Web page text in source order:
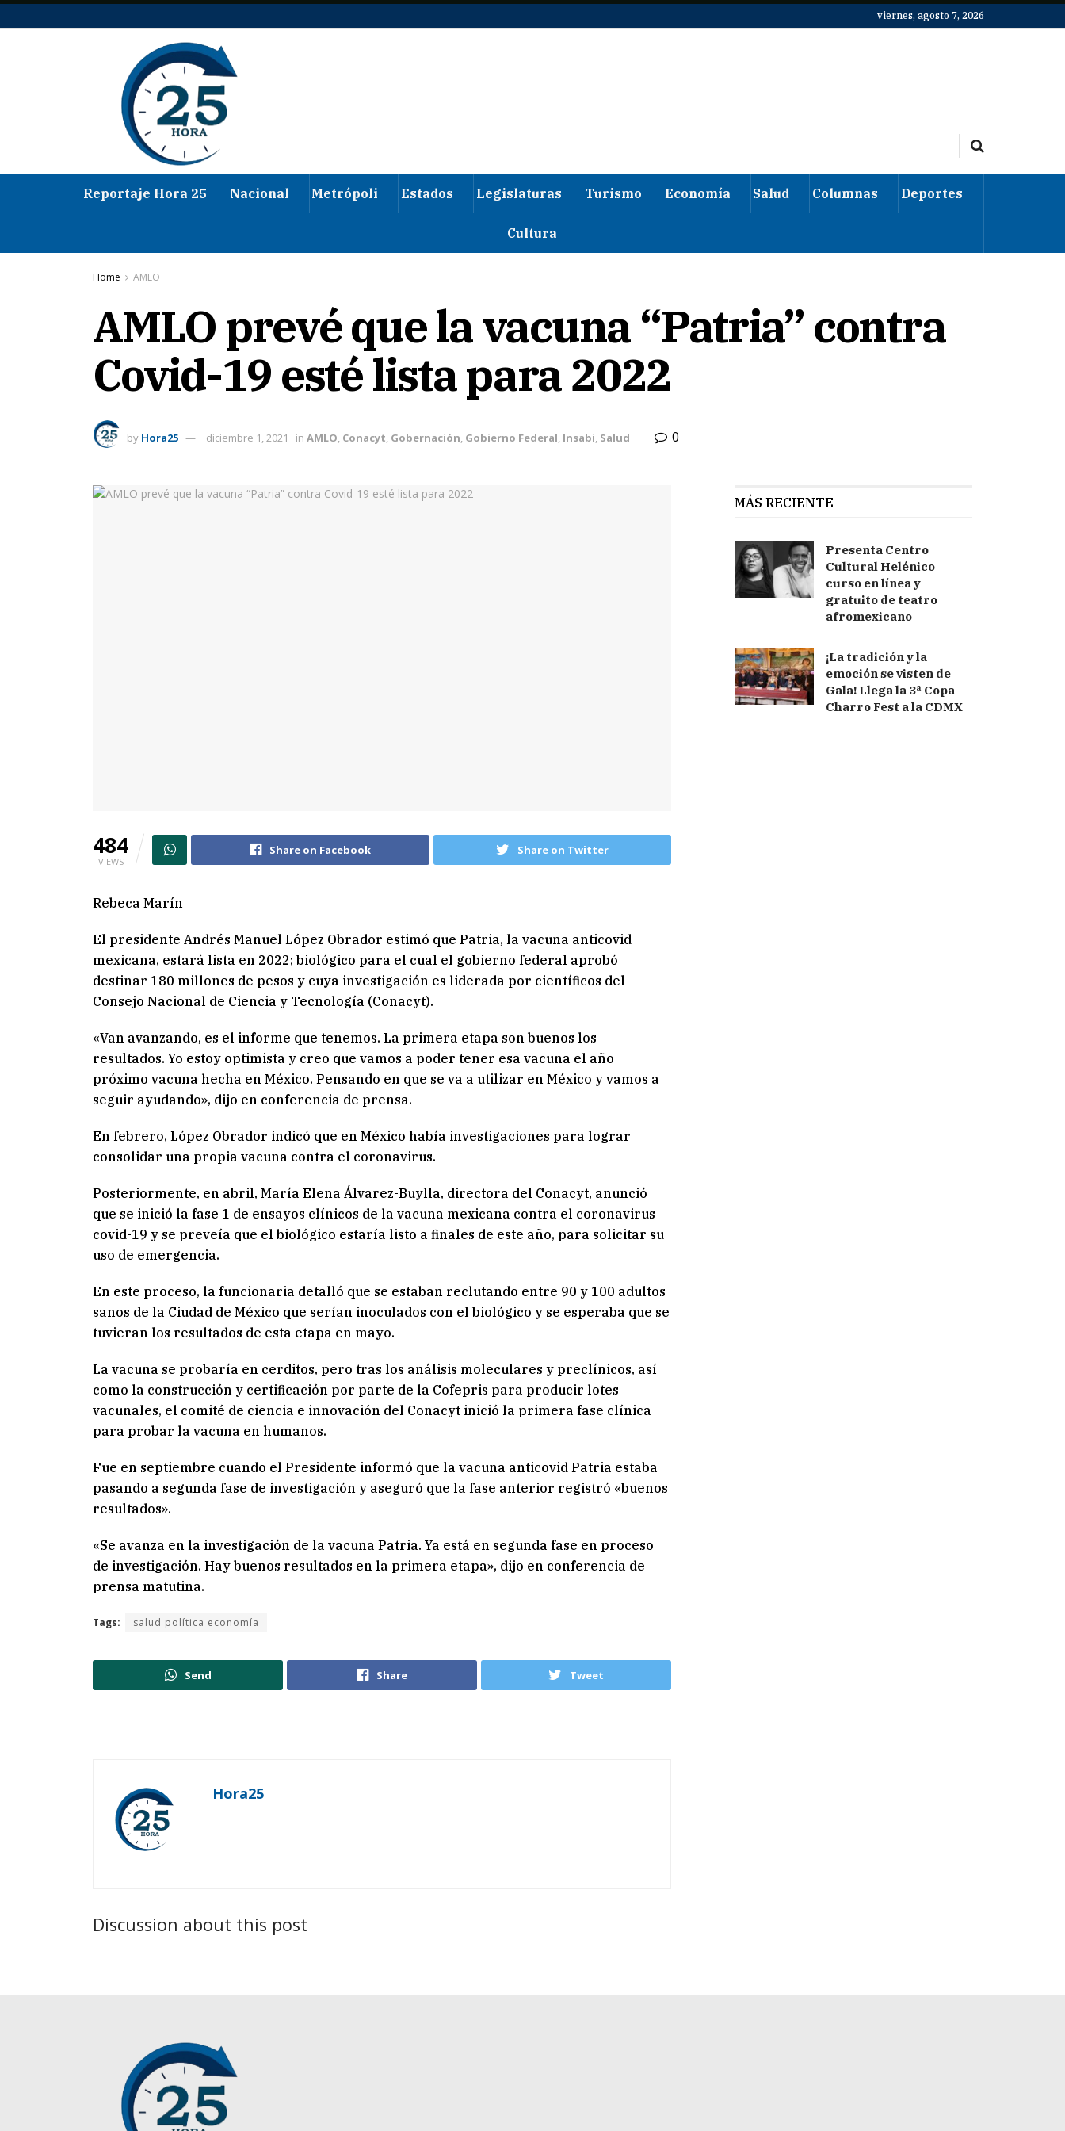
viernes, agosto 7, 2026
Reportaje Hora 25 Nacional Metrópoli Estados Legislaturas Turismo Economía Salud Columnas Deportes
Cultura
Home AMLO
AMLO prevé que la vacuna “Patria” contra
Covid-19 esté lista para 2022
by Hora25 diciembre 1, 2021 in AMLO, Conacyt, Gobernación, Gobierno Federal, Insabi, Salud 0
484
VIEWS
Share on Facebook Share on Twitter
Rebeca Marín
El presidente Andrés Manuel López Obrador estimó que Patria, la vacuna anticovid
mexicana, estará lista en 2022; biológico para el cual el gobierno federal aprobó
destinar 180 millones de pesos y cuya investigación es liderada por científicos del
Consejo Nacional de Ciencia y Tecnología (Conacyt).
«Van avanzando, es el informe que tenemos. La primera etapa son buenos los
resultados. Yo estoy optimista y creo que vamos a poder tener esa vacuna el año
próximo vacuna hecha en México. Pensando en que se va a utilizar en México y vamos a
seguir ayudando», dijo en conferencia de prensa.
En febrero, López Obrador indicó que en México había investigaciones para lograr
consolidar una propia vacuna contra el coronavirus.
Posteriormente, en abril, María Elena Álvarez-Buylla, directora del Conacyt, anunció
que se inició la fase 1 de ensayos clínicos de la vacuna mexicana contra el coronavirus
covid-19 y se preveía que el biológico estaría listo a finales de este año, para solicitar su
uso de emergencia.
En este proceso, la funcionaria detalló que se estaban reclutando entre 90 y 100 adultos
sanos de la Ciudad de México que serían inoculados con el biológico y se esperaba que se
tuvieran los resultados de esta etapa en mayo.
La vacuna se probaría en cerditos, pero tras los análisis moleculares y preclínicos, así
como la construcción y certificación por parte de la Cofepris para producir lotes
vacunales, el comité de ciencia e innovación del Conacyt inició la primera fase clínica
para probar la vacuna en humanos.
Fue en septiembre cuando el Presidente informó que la vacuna anticovid Patria estaba
pasando a segunda fase de investigación y aseguró que la fase anterior registró «buenos
resultados».
«Se avanza en la investigación de la vacuna Patria. Ya está en segunda fase en proceso
de investigación. Hay buenos resultados en la primera etapa», dijo en conferencia de
prensa matutina.
Tags: salud política economía
Send Share Tweet
Hora25
Discussion about this post
MÁS RECIENTE
Presenta Centro
Cultural Helénico
curso en línea y
gratuito de teatro
afromexicano
¡La tradición y la
emoción se visten de
Gala! Llega la 3ª Copa
Charro Fest a la CDMX